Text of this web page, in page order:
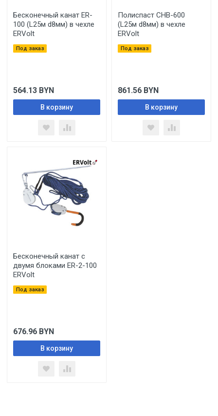
Бесконечный канат ER-
100 (L25м d8мм) в чехле
ERVolt
Под заказ
564.13 BYN
В корзину
Полиспаст CHB-600
(L25м d8мм) в чехле
ERVolt
Под заказ
861.56 BYN
В корзину
Бесконечный канат с
двумя блоками ER-2-100
ERVolt
Под заказ
676.96 BYN
В корзину